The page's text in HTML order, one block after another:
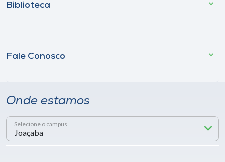
Biblioteca
Fale Conosco
Onde estamos
Selecione o campus